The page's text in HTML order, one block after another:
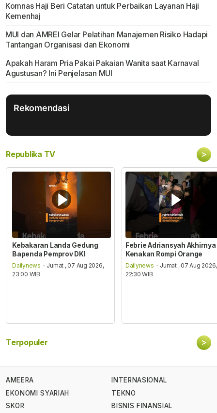
Komnas Haji Beri Catatan untuk Perbaikan Layanan Haji
Kemenhaj
MUI dan AMREI Gelar Pelatihan Manajemen Risiko Hadapi
Tantangan Organisasi dan Ekonomi
Apakah Haram Pria Pakai Pakaian Wanita saat Karnaval
Agustusan? Ini Penjelasan MUI
Rekomendasi
Republika TV >
Kebakaran Landa Gedung
Bapenda Pemprov DKI
Dailynews - Jumat , 07 Aug 2026,
23:00 WIB
Febrie Adriansyah Akhirnya
Kenakan Rompi Orange
Dailynews - Jumat , 07 Aug 2026,
22:30 WIB
Terpopuler >
AMEERA
EKONOMI SYARIAH
SKOR
INTERNASIONAL
TEKNO
BISNIS FINANSIAL